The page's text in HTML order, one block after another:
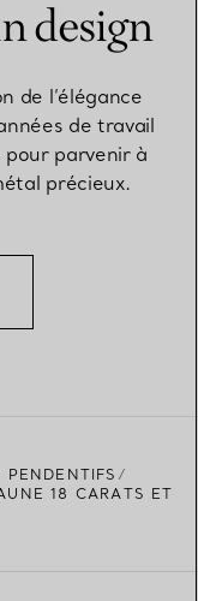
design
de l’élégance
de travail
parvenir à
précieux.
PENDENTIFS
18 CARATS ET